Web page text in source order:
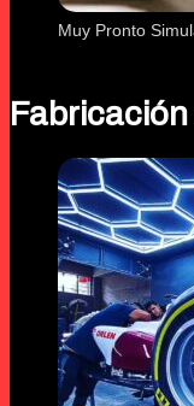
Muy Pronto